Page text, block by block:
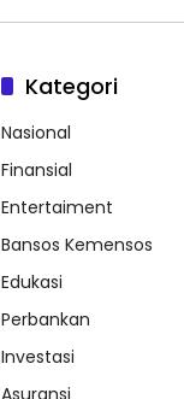
Kategori
Nasional
Finansial
Entertaiment
Bansos Kemensos
Edukasi
Perbankan
Investasi
Asuransi